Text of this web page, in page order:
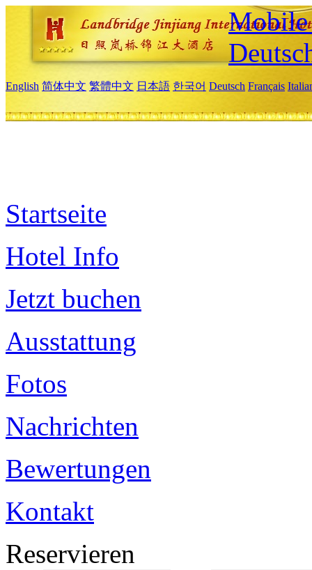
Mobile
English 简体中文 繁體中文 日本語 한국어 Deutsch Français
Startseite
Hotel Info
Jetzt buchen
Ausstattung
Fotos
Nachrichten
Bewertungen
Kontakt
Reservieren